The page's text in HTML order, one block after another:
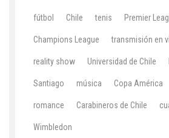
fútbol Chile tenis Premier
Champions League transmisión en
reality show Universidad de Chile
Santiago música Copa América
romance Carabineros de Chile
Wimbledon